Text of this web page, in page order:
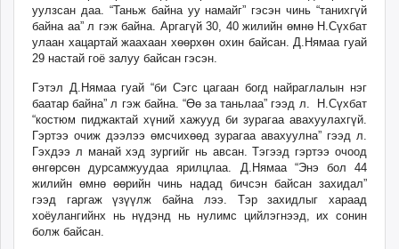
уулзсан даа. “Таньж байна уу намайг” гэсэн чинь “танихгүй
байна аа” л гэж байна. Аргагүй 30, 40 жилийн өмнө Н.Сүхбат
улаан хацартай жаахаан хөөрхөн охин байсан. Д.Нямаа гуай
29 настай гоё залуу байсан гэсэн.
Гэтэл Д.Нямаа гуай “би Сэгс цагаан богд найраглалын нэг
баатар байна” л гэж байна. “Өө за таньлаа” гээд л. Н.Сүхбат
“костюм пиджактай хүний хажууд би зурагаа авахуулахгүй.
Гэртээ очиж дээлээ өмсчихөөд зурагаа авахуулна” гээд л.
Гэхдээ л манай хэд зургийг нь авсан. Тэгээд гэртээ очоод
өнгөрсөн дурсамжуудаа ярилцлаа. Д.Нямаа “Энэ бол 44
жилийн өмнө өөрийн чинь надад бичсэн байсан захидал”
гээд гаргаж үзүүлж байна лээ. Тэр захидлыг хараад
хоёулангийнх нь нүдэнд нь нулимс цийлэгнээд, их сонин
болж байсан.